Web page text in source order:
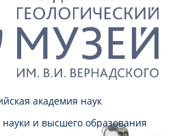
академия наук
и высшего образования